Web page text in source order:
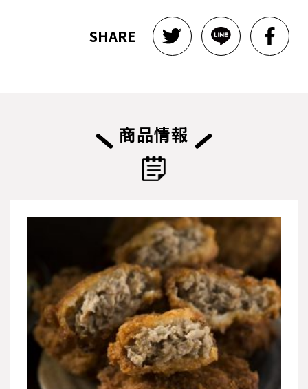
SHARE
商品情報